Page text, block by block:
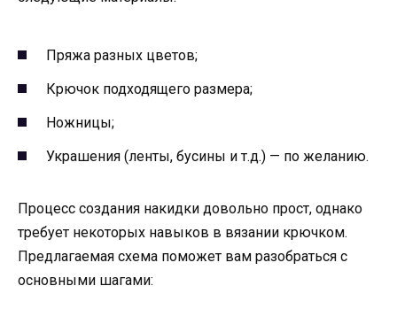
Пряжа разных цветов;
Крючок подходящего размера;
Ножницы;
Украшения (ленты, бусины и т.д.) — по желанию.
Процесс создания накидки довольно прост, однако
требует некоторых навыков в вязании крючком.
Предлагаемая схема поможет вам разобраться с
основными шагами: